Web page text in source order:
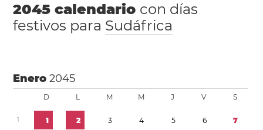
2045 calendario con días
festivos para Sudáfrica
Enero2045
D L M M J V S
1 1 2 3 4 5 6 7